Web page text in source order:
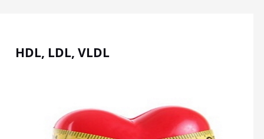
HDL, LDL, VLDL